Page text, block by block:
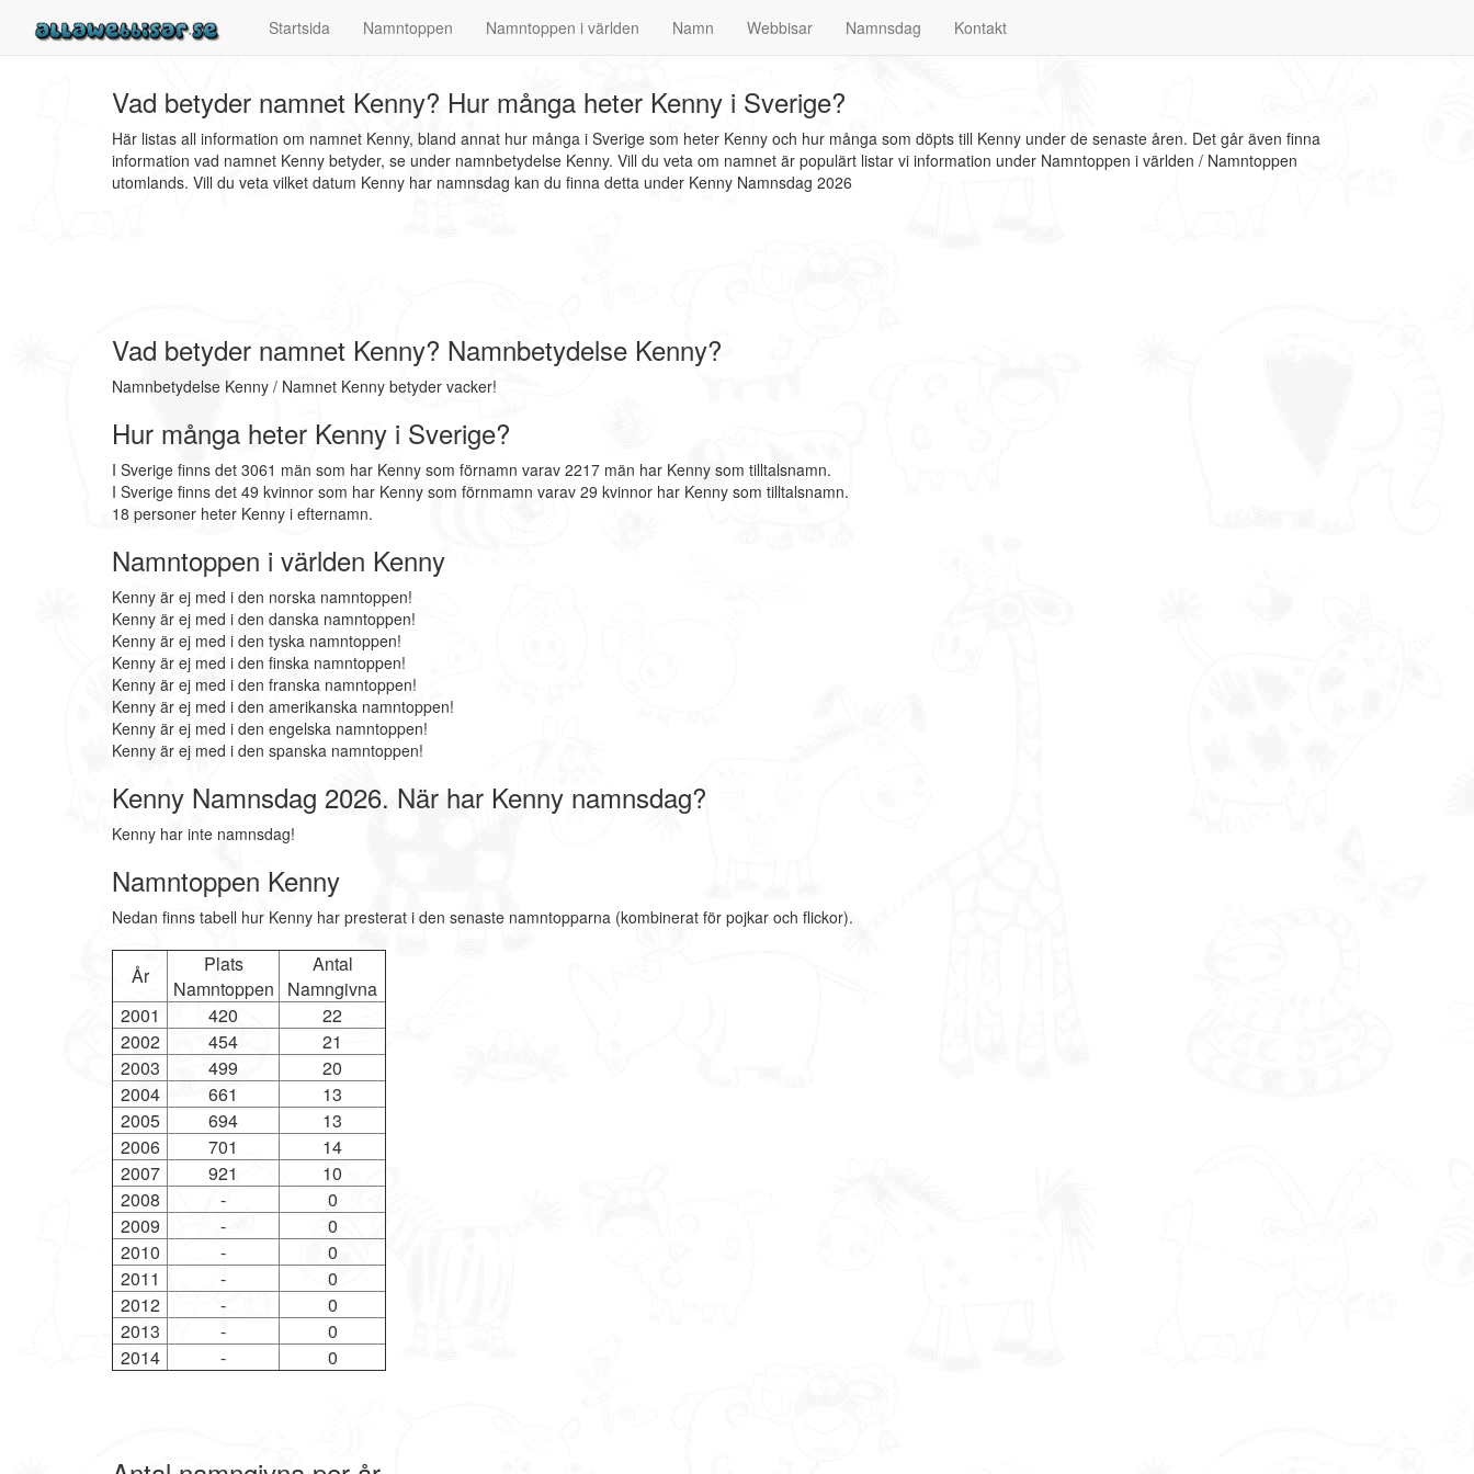
Startsida Namntoppen Namntoppen i världen Namn Webbisar Namnsdag Kontakt
Vad betyder namnet Kenny? Hur många heter Kenny i Sverige?
Här listas all information om namnet Kenny, bland annat hur många i Sverige som heter Kenny och hur många som döpts till Kenny under de senaste åren. Det går även finna
information vad namnet Kenny betyder, se under namnbetydelse Kenny. Vill du veta om namnet är populärt listar vi information under Namntoppen i världen / Namntoppen
utomlands. Vill du veta vilket datum Kenny har namnsdag kan du finna detta under Kenny Namnsdag 2026
Vad betyder namnet Kenny? Namnbetydelse Kenny?
Namnbetydelse Kenny / Namnet Kenny betyder vacker!
Hur många heter Kenny i Sverige?
I Sverige finns det 3061 män som har Kenny som förnamn varav 2217 män har Kenny som tilltalsnamn.
I Sverige finns det 49 kvinnor som har Kenny som förnmamn varav 29 kvinnor har Kenny som tilltalsnamn.
18 personer heter Kenny i efternamn.
Namntoppen i världen Kenny
Kenny är ej med i den norska namntoppen!
Kenny är ej med i den danska namntoppen!
Kenny är ej med i den tyska namntoppen!
Kenny är ej med i den finska namntoppen!
Kenny är ej med i den franska namntoppen!
Kenny är ej med i den amerikanska namntoppen!
Kenny är ej med i den engelska namntoppen!
Kenny är ej med i den spanska namntoppen!
Kenny Namnsdag 2026. När har Kenny namnsdag?
Kenny har inte namnsdag!
Namntoppen Kenny
Nedan finns tabell hur Kenny har presterat i den senaste namntopparna (kombinerat för pojkar och flickor).
År
Plats
Namntoppen
Antal
Namngivna
2001
420
22
2002
454
21
2003
499
20
2004
661
13
2005
694
13
2006
701
14
2007
921
10
2008
-
0
2009
-
0
2010
-
0
2011
-
0
2012
-
0
2013
-
0
2014
- 0